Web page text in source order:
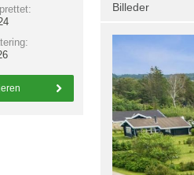
Billeder